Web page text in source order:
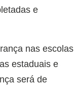
e
nas escolas
estaduais e
será de